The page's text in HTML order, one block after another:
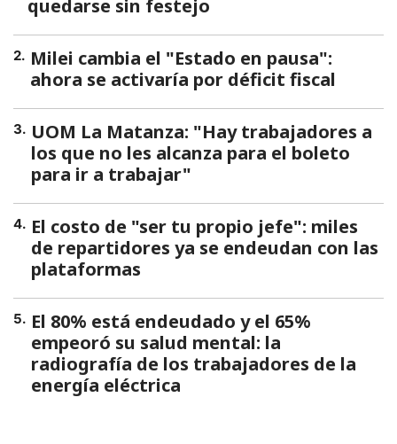
quedarse sin festejo
2. Milei cambia el "Estado en pausa":
ahora se activaría por déficit fiscal
3. UOM La Matanza: "Hay trabajadores a
los que no les alcanza para el boleto
para ir a trabajar"
4. El costo de "ser tu propio jefe": miles
de repartidores ya se endeudan con las
plataformas
5. El 80% está endeudado y el 65%
empeoró su salud mental: la
radiografía de los trabajadores de la
energía eléctrica